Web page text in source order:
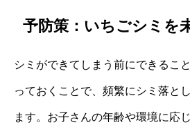
予防策：いちごシミを
シミができてしまう前にできるこ
っておくことで、頻繁にシミ落と
ます。お子さんの年齢や環境に応